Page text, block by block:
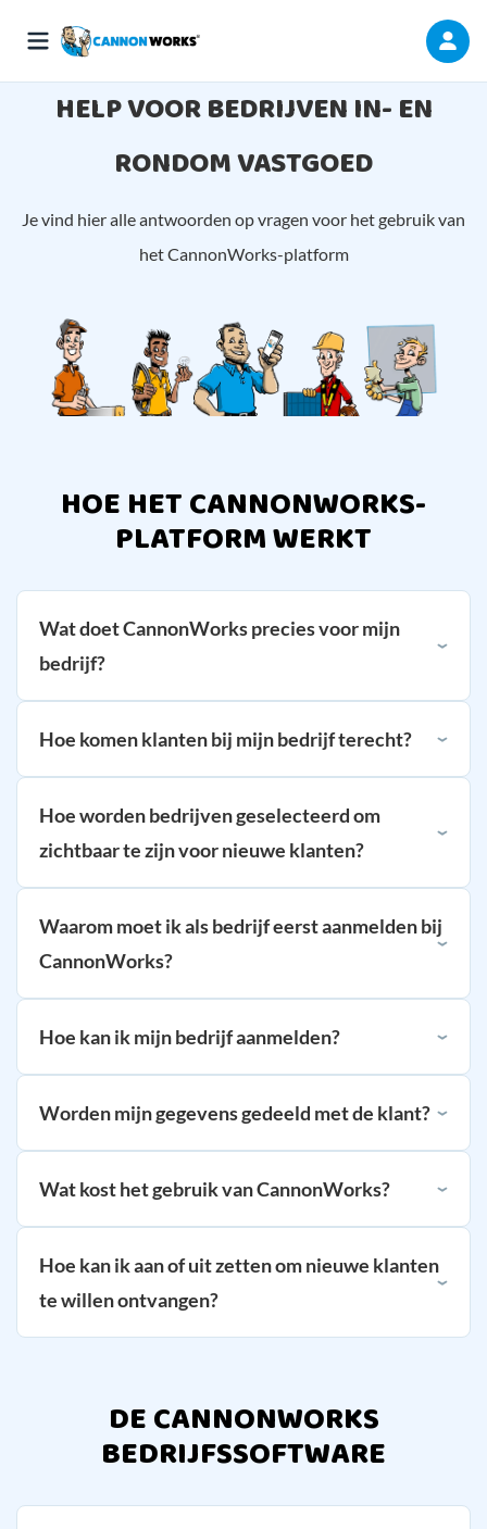
HELP VOOR BEDRIJVEN IN- EN
RONDOM VASTGOED
Je vind hier alle antwoorden op vragen voor het gebruik van
het CannonWorks-platform
HOE HET CANNONWORKS-
PLATFORM WERKT
Wat doet CannonWorks precies voor mijn
bedrijf?
Hoe komen klanten bij mijn bedrijf terecht?
Hoe worden bedrijven geselecteerd om
zichtbaar te zijn voor nieuwe klanten?
Waarom moet ik als bedrijf eerst aanmelden bij
CannonWorks?
Hoe kan ik mijn bedrijf aanmelden?
Worden mijn gegevens gedeeld met de klant?
Wat kost het gebruik van CannonWorks?
Hoe kan ik aan of uit zetten om nieuwe klanten
te willen ontvangen?
DE CANNONWORKS
BEDRIJFSSOFTWARE